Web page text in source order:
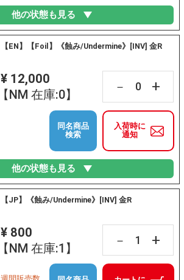
他の状態も見る
【EN】【Foil】《蝕み/Undermine》[INV] 金R
¥ 12,000
【NM 在庫:0】
－ +
入荷時に
通知
同名商品
検索
他の状態も見る
【JP】《蝕み/Undermine》[INV] 金R
¥ 800
【NM 在庫:1】
－ +